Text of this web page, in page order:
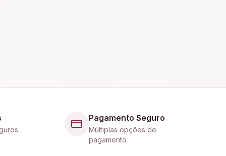
Pagamento Seguro
Múltiplas opções de
pagamento